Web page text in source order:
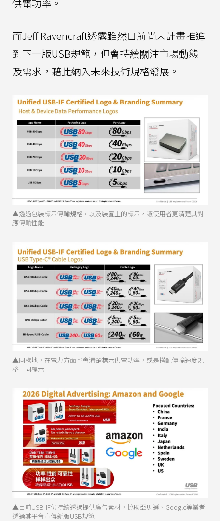
供電功率。
而Jeff Ravencraft透露雖然目前尚未計畫推進
到下一版USB規範，但會持續關注市場動態
及需求，藉此納入未來技術規格發展。
▲透過包裝標示傳輸規格，以及裝置上的標示，讓使用者更清楚其對
應傳輸性能
▲同樣地，在電力方面也會清楚標示供電功率，或是搭配傳輸速度規
格一同標示
▲目前USB-IF仍持續透過提供廣告素材，協助亞馬遜、Google等業者
透過其平台宣傳新版USB規範